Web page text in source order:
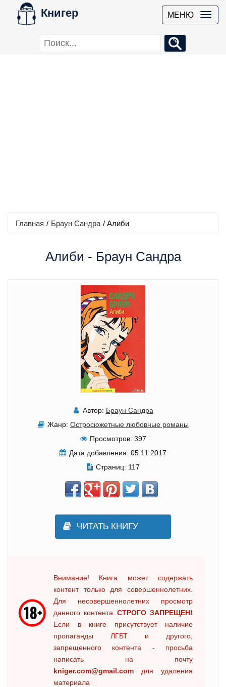
Книгер МЕНЮ
Главная / Браун Сандра / Алиби
Алиби - Браун Сандра
Автор: Браун Сандра
Жанр: Остросюжетные любовные романы
Просмотров: 397
Дата добавления: 05.11.2017
Страниц: 117
ЧИТАТЬ КНИГУ
Внимание! Книга может содержать
контент только для совершеннолетних.
Для несовершеннолетних просмотр
данного контента СТРОГО ЗАПРЕЩЕН!
Если в книге присутствует наличие
пропаганды ЛГБТ и другого,
запрещенного контента - просьба
написать на почту
kniger.com@gmail.com для удаления
материала